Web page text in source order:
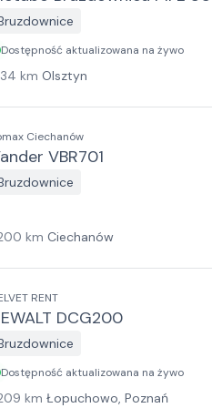
Dostępność aktualizowana na żywo
km Olsztyn
Ciechanów
VBR701
km Ciechanów
RENT
DCG200
Dostępność aktualizowana na żywo
km Łopuchowo, Poznań